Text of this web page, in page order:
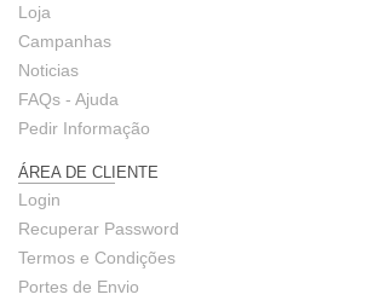
Loja
Campanhas
Noticias
FAQs - Ajuda
Pedir Informação
ÁREA DE CLIENTE
Login
Recuperar Password
Termos e Condições
Portes de Envio